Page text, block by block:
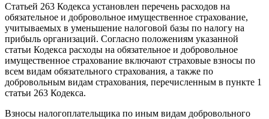
Статьей 263 Кодекса установлен перечень расходов на
обязательное и добровольное имущественное страхование,
учитываемых в уменьшение налоговой базы по налогу на
прибыль организаций. Согласно положениям указанной
статьи Кодекса расходы на обязательное и добровольное
имущественное страхование включают страховые взносы по
всем видам обязательного страхования, а также по
добровольным видам страхования, перечисленным в пункте 1
статьи 263 Кодекса.
Взносы налогоплательщика по иным видам добровольного